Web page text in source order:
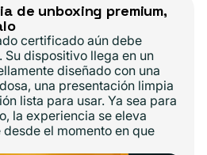
de unboxing premium,
certificado aún debe
Su dispositivo llega en un
diseñado con una
una presentación limpia
lista para usar. Ya sea para
la experiencia se eleva
el momento en que